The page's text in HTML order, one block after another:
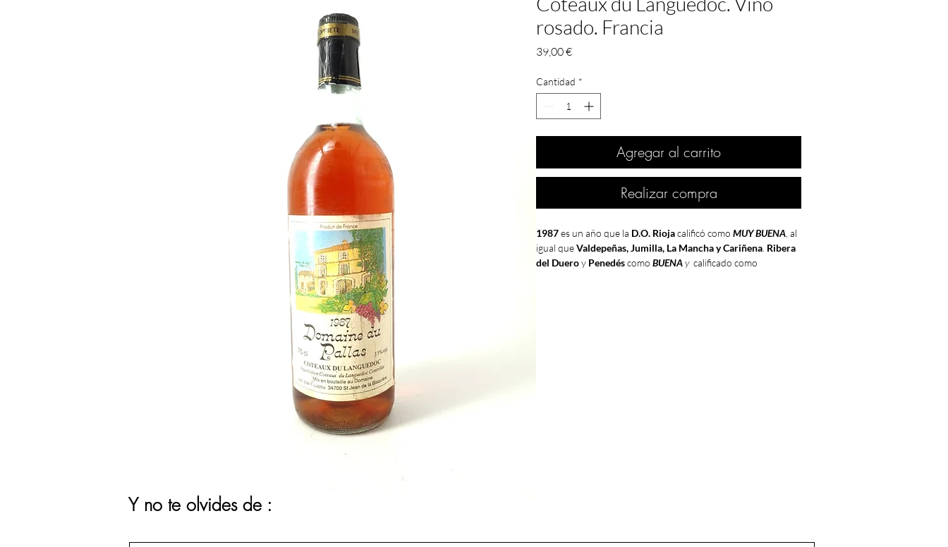
rosado. Francia
39,00 €Precio
Cantidad *
Agregar al carrito
Realizar compra
1987es un año que la D.O. Riojacalificó como MUY BUENA , al
igual queValdepeñas, Jumilla, La Mancha y Cariñena Ribera
del Dueroy Penedéscomo BUENAycalificado como
Y no te olvides de :